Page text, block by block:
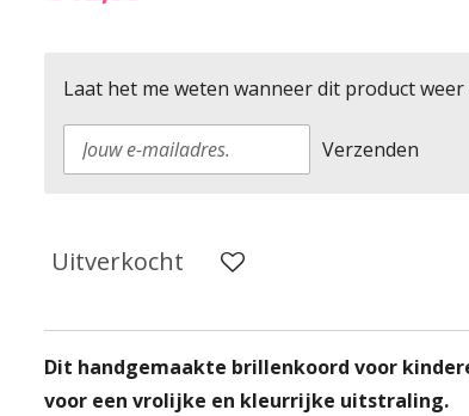
Laat het me weten wanneer dit product
Verzenden
Uitverkocht
Dit handgemaakte brillenkoord voor
voor een vrolijke en kleurrijke uitstraling.